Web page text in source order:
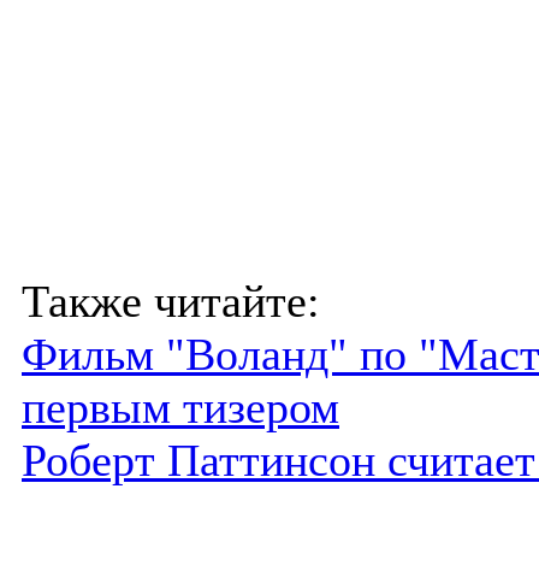
Также читайте:
Фильм "Воланд" по
первым тизером
Роберт Паттинсон